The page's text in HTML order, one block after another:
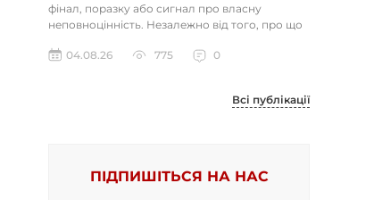
фінал, поразку або сигнал про власну
неповноцінність. Незалежно від того, про що
04.08.26
775 0
Всі публікації
ПІДПИШІТЬСЯ НА НАС